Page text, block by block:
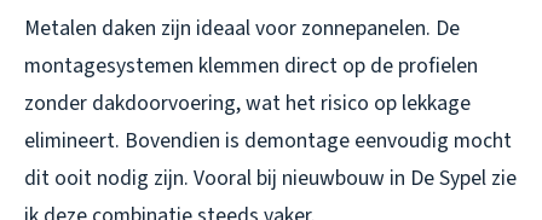
Metalen daken zijn ideaal voor zonnepanelen. De
montagesystemen klemmen direct op de profielen
zonder dakdoorvoering, wat het risico op lekkage
elimineert. Bovendien is demontage eenvoudig mocht
dit ooit nodig zijn. Vooral bij nieuwbouw in De Sypel zie